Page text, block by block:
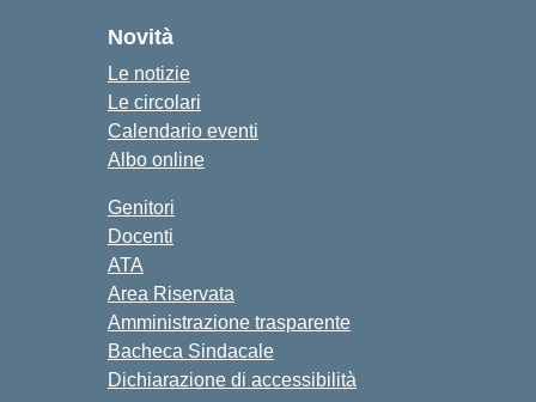
Novità
Le notizie
Le circolari
Calendario eventi
Albo online
Genitori
Docenti
ATA
Area Riservata
Amministrazione trasparente
Bacheca Sindacale
Dichiarazione di accessibilità